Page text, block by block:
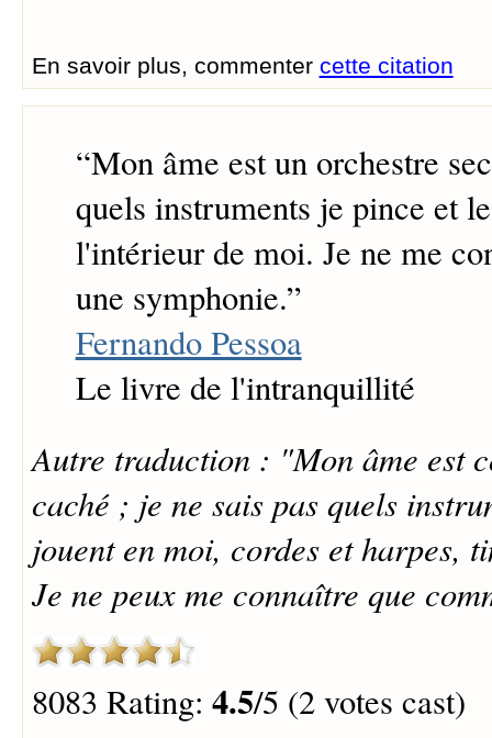
En savoir plus, commenter cette citation
“Mon âme est un orchestre
quels instruments je pince et
l'intérieur de moi. Je ne me
une symphonie.”
Fernando Pessoa
Le livre de l'intranquillité
Autre traduction : "Mon âme est
caché ; je ne sais pas quels
jouent en moi, cordes et harpes,
Je ne peux me connaître que
8083 Rating: 4.5/5 (2 votes cast)